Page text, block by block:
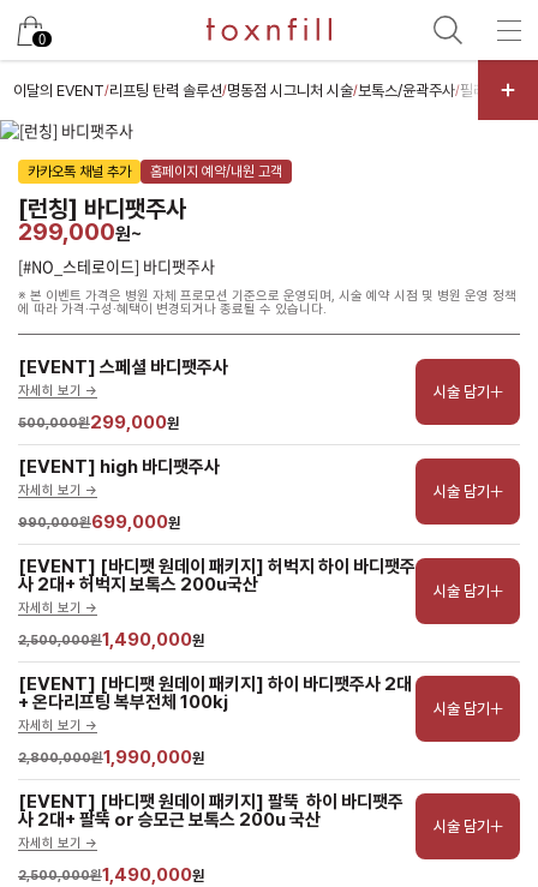
0
이달의 EVENT/리프팅 탄력 솔루션/명동점 시그니처 시술/보톡스/윤곽주사/필러/특수부
카카오톡 채널 추가 홈페이지 예약/내원 고객
[런칭] 바디팻주사
299,000원~
[#NO_스테로이드] 바디팻주사
※ 본 이벤트 가격은 병원 자체 프로모션 기준으로 운영되며, 시술 예약 시점 및 병원 운영 정책
에 따라 가격·구성·혜택이 변경되거나 종료될 수 있습니다.
[EVENT] 스페셜 바디팻주사
자세히 보기 ->
500,000원299,000원
시술 담기
[EVENT] high 바디팻주사
자세히 보기 ->
990,000원699,000원
시술 담기
[EVENT] [바디팻 원데이 패키지] 허벅지 하이 바디팻주
사 2대+ 허벅지 보톡스 200u국산
자세히 보기 ->
2,500,000원1,490,000원
시술 담기
[EVENT] [바디팻 원데이 패키지] 하이 바디팻주사 2대
+ 온다리프팅 복부전체 100kj
자세히 보기 ->
2,800,000원1,990,000원
시술 담기
[EVENT] [바디팻 원데이 패키지] 팔뚝  하이 바디팻주
사 2대+ 팔뚝 or 승모근 보톡스 200u 국산
자세히 보기 ->
2,500,000원1,490,000원
시술 담기
남은 시술/관리권 예약
남은 시술/관리권 종류 선택
[剩余治疗/护理券] 提升
[剩余治疗/护理券] 色素
[剩余治疗/护理券] 脱毛
[剩余治疗/护理券] 祛痘/毛孔
[剩余治疗/护理券] 皮肤增强剂
[剩余治疗/护理券] 皮肤护理
[剩余治疗/护理券] 体型
[剩余治疗/护理券] 抗衰老输液
[剩余治疗/护理券] 其他